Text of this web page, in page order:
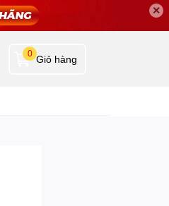
✕
Giỏ hàng
0